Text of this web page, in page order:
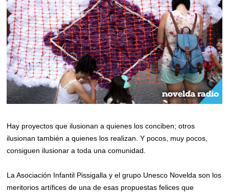
Hay proyectos que ilusionan a quienes los conciben; otros
ilusionan también a quienes los realizan. Y pocos, muy pocos,
consiguen ilusionar a toda una comunidad.
La Asociación Infantil Pissigalla y el grupo Unesco Novelda son los
meritorios artífices de una de esas propuestas felices que